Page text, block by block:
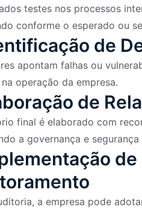
testes nos processos
conforme o esperado ou
de
apontam falhas ou
operação da empresa.
de
final é elaborado com
a governança e
a empresa pode